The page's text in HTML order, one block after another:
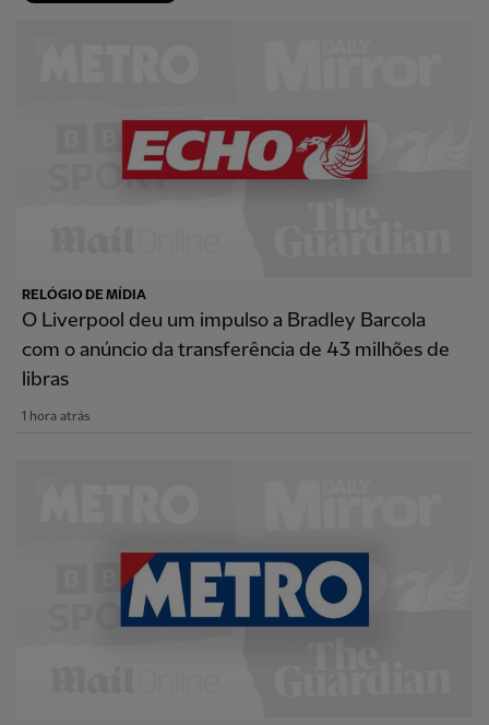
RELÓGIO DE MÍDIA
O Liverpool deu um impulso a Bradley Barcola
com o anúncio da transferência de 43 milhões de
libras
1 hora atrás